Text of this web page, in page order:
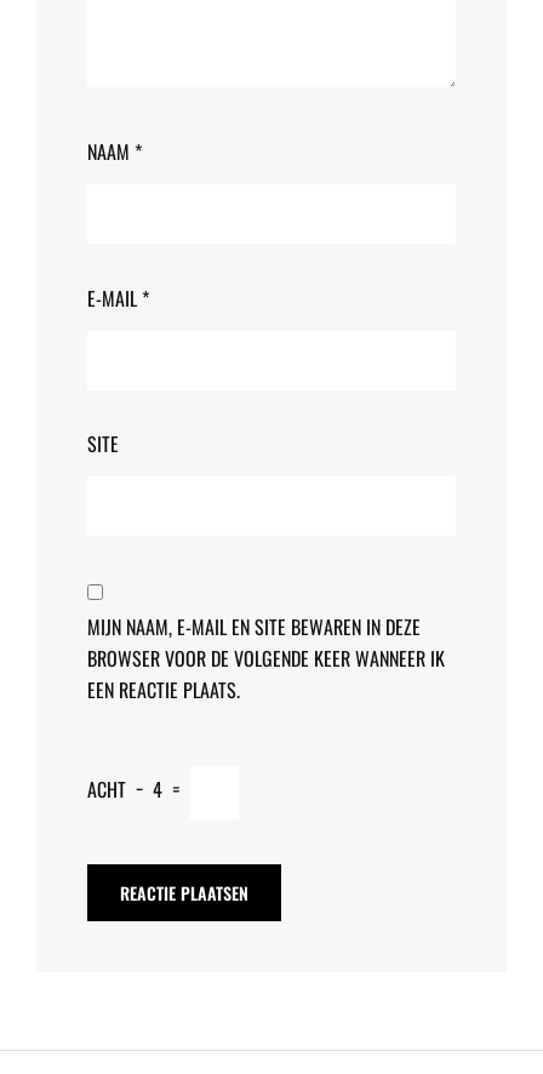
NAAM *
E-MAIL *
SITE
MIJN NAAM, E-MAIL EN SITE BEWAREN IN DEZE
BROWSER VOOR DE VOLGENDE KEER WANNEER IK
EEN REACTIE PLAATS.
ACHT − 4 =